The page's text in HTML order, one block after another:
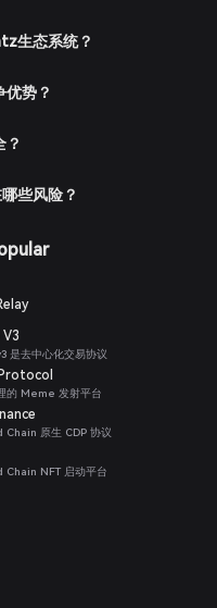
生态系统？
势？
？
些风险？
是去中心化交易协议
的 Meme 发射平台
Chain 原生 CDP 协议
Chain NFT 启动平台